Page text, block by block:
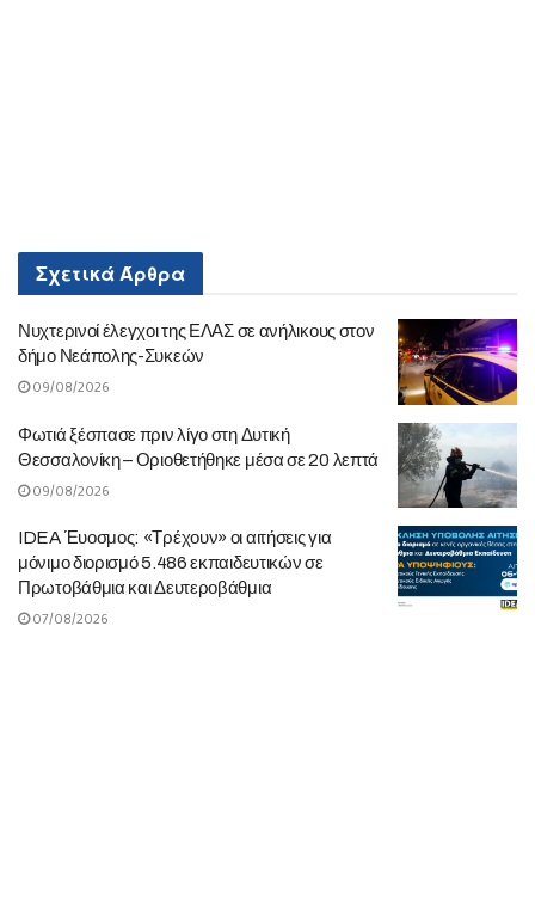
ΣχετικάΆρθρα
Νυχτερινοί έλεγχοι της ΕΛΑΣ σε ανήλικους στον
δήμο Νεάπολης-Συκεών
09/08/2026
Φωτιά ξέσπασε πριν λίγο στη Δυτική
Θεσσαλονίκη – Οριοθετήθηκε μέσα σε 20 λεπτά
09/08/2026
IDEA Έυοσμος: «Τρέχουν» οι αιτήσεις για
μόνιμο διορισμό 5.486 εκπαιδευτικών σε
Πρωτοβάθμια και Δευτεροβάθμια
07/08/2026